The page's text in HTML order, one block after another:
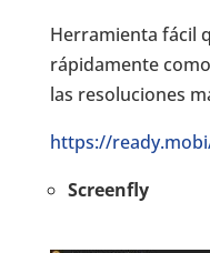
Herramienta fácil
rápidamente
las resoluciones
https://
Screenfly